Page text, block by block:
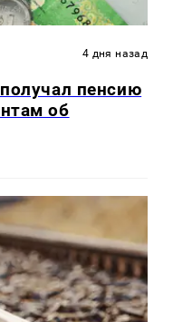
4 дня назад
пенсию
об